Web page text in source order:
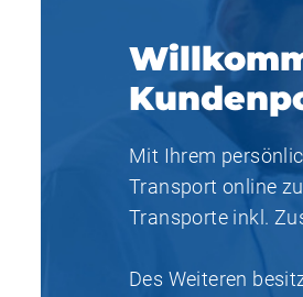
Mit Ihrem
Transport online
Transporte inkl.
Des Weiteren